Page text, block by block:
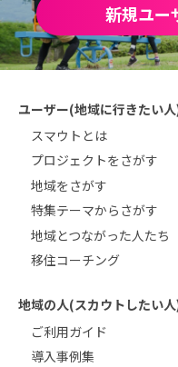
新規ユー
ユーザー(地域に行きたい
スマウトとは
プロジェクトをさがす
地域をさがす
特集テーマからさがす
地域とつながった人たち
移住コーチング
地域の人(スカウトしたい
ご利用ガイド
導入事例集